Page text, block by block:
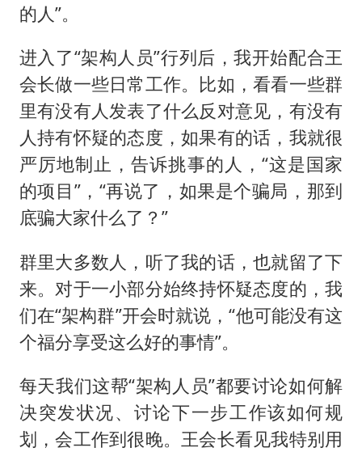
的人”。
进入了“架构人员”行列后，我开始配合王
会长做一些日常工作。比如，看看一些群
里有没有人发表了什么反对意见，有没有
人持有怀疑的态度，如果有的话，我就很
严厉地制止，告诉挑事的人，“这是国家
的项目”，“再说了，如果是个骗局，那到
底骗大家什么了？”
群里大多数人，听了我的话，也就留了下
来。对于一小部分始终持怀疑态度的，我
们在“架构群”开会时就说，“他可能没有这
个福分享受这么好的事情”。
每天我们这帮“架构人员”都要讨论如何解
决突发状况、讨论下一步工作该如何规
划，会工作到很晚。王会长看见我特别用